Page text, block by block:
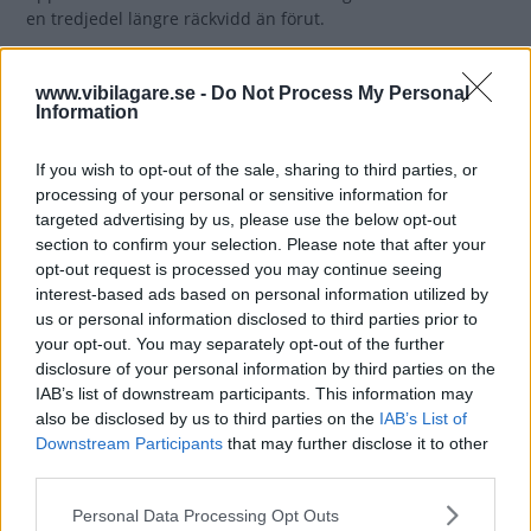
www.vibilagare.se - Do Not Process My Personal
Information
If you wish to opt-out of the sale, sharing to third parties, or
processing of your personal or sensitive information for
targeted advertising by us, please use the below opt-out
section to confirm your selection. Please note that after your
opt-out request is processed you may continue seeing
interest-based ads based on personal information utilized by
us or personal information disclosed to third parties prior to
your opt-out. You may separately opt-out of the further
disclosure of your personal information by third parties on the
IAB’s list of downstream participants. This information may
also be disclosed by us to third parties on the IAB’s List of
Downstream Participants that may further disclose it to other
Please note that this website/app uses one or more Google
Personal Data Processing Opt Outs
en tredjedel längre räckvidd än förut.
NYHETER 24 november 2017
Den
amerikanska motortidningen Automotive
News rapporterar att BMW väljer att återkalla alla i3 i USA
efter egna krocktester.
7 kommentarer Gasa (13) Bromsa (13)
Sportigare BMW i3s
spurtar snabbare
I samband med uppdatering av
elbilen lanserar tyska biltillverkaren en kvickare och
starkare version på 184 hästkrafter.